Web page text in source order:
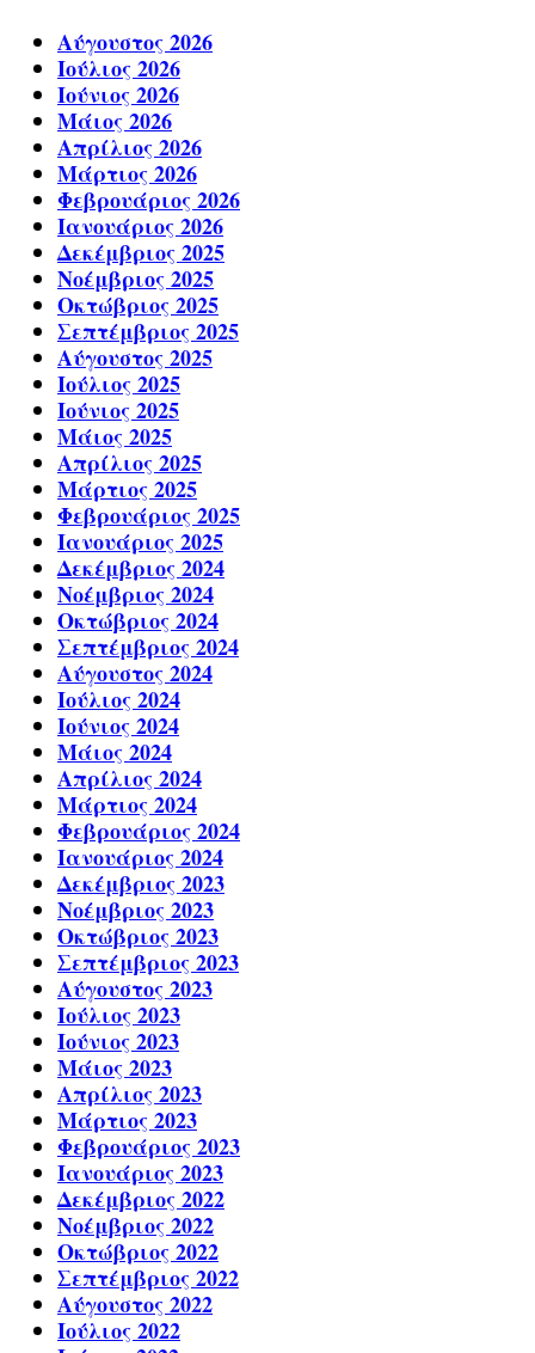
Αύγουστος 2026
Ιούλιος 2026
Ιούνιος 2026
Μάιος 2026
Απρίλιος 2026
Μάρτιος 2026
Φεβρουάριος 2026
Ιανουάριος 2026
Δεκέμβριος 2025
Νοέμβριος 2025
Οκτώβριος 2025
Σεπτέμβριος 2025
Αύγουστος 2025
Ιούλιος 2025
Ιούνιος 2025
Μάιος 2025
Απρίλιος 2025
Μάρτιος 2025
Φεβρουάριος 2025
Ιανουάριος 2025
Δεκέμβριος 2024
Νοέμβριος 2024
Οκτώβριος 2024
Σεπτέμβριος 2024
Αύγουστος 2024
Ιούλιος 2024
Ιούνιος 2024
Μάιος 2024
Απρίλιος 2024
Μάρτιος 2024
Φεβρουάριος 2024
Ιανουάριος 2024
Δεκέμβριος 2023
Νοέμβριος 2023
Οκτώβριος 2023
Σεπτέμβριος 2023
Αύγουστος 2023
Ιούλιος 2023
Ιούνιος 2023
Μάιος 2023
Απρίλιος 2023
Μάρτιος 2023
Φεβρουάριος 2023
Ιανουάριος 2023
Δεκέμβριος 2022
Νοέμβριος 2022
Οκτώβριος 2022
Σεπτέμβριος 2022
Αύγουστος 2022
Ιούλιος 2022